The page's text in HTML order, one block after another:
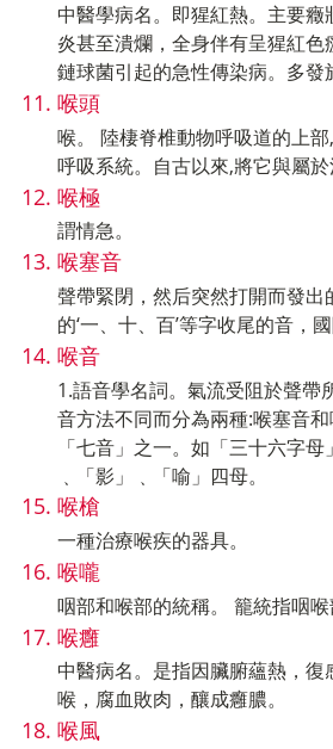
中醫學病名。即猩紅熱。主要癥
炎甚至潰爛，全身伴有呈猩紅色
鏈球菌引起的急性傳染病。多發
喉頭
喉。 陸棲脊椎動物呼吸道的上
呼吸系統。自古以來,將它與屬
喉極
謂情急。
喉塞音
聲帶緊閉，然后突然打開而發出
的‘一、十、百’等字收尾的音，
喉音
1.語音學名詞。氣流受阻於聲帶
音方法不同而分為兩種:喉塞音
「七音」之一。如「三十六字母
﹑「影」﹑「喻」四母。
喉槍
一種治療喉疾的器具。
喉嚨
咽部和喉部的統稱。 籠統指咽喉
喉癰
中醫病名。是指因臟腑蘊熱，復
喉，腐血敗肉，釀成癰膿。
喉風